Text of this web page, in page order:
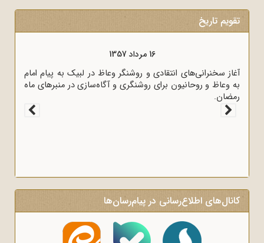
تقویم تاریخ
16 مرداد 1357
آغاز سخنرانی‌های انتقادی و روشنگر وعاظ در لبیک به پیام امام
به وعاظ و روحانیون برای روشنگری و آگاه‌سازی در منبرهای ماه
رمضان.
کانال‌های اطلاع‌رسانی در پیام‌رسان‌ها